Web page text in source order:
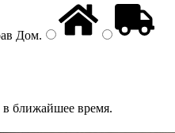
Дом.
ближайшее время.